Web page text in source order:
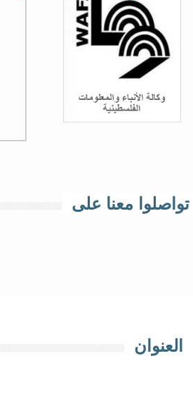
تواصلوا معنا على
العنوان